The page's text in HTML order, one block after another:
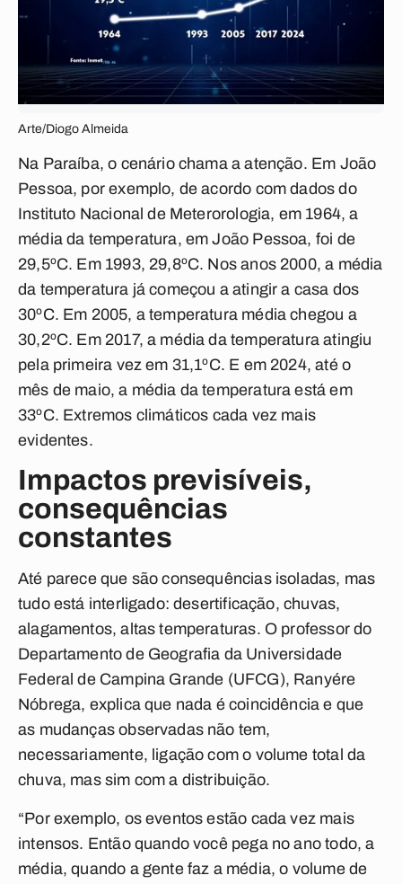
Arte/Diogo Almeida
Na Paraíba, o cenário chama a atenção. Em João
Pessoa, por exemplo, de acordo com dados do
Instituto Nacional de Meterorologia, em 1964, a
média da temperatura, em João Pessoa, foi de
29,5ºC. Em 1993, 29,8ºC. Nos anos 2000, a média
da temperatura já começou a atingir a casa dos
30ºC. Em 2005, a temperatura média chegou a
30,2ºC. Em 2017, a média da temperatura atingiu
pela primeira vez em 31,1ºC. E em 2024, até o
mês de maio, a média da temperatura está em
33ºC. Extremos climáticos cada vez mais
evidentes.
Impactos previsíveis,
consequências
constantes
Até parece que são consequências isoladas, mas
tudo está interligado: desertificação, chuvas,
alagamentos, altas temperaturas. O professor do
Departamento de Geografia da Universidade
Federal de Campina Grande (UFCG), Ranyére
Nóbrega, explica que nada é coincidência e que
as mudanças observadas não tem,
necessariamente, ligação com o volume total da
chuva, mas sim com a distribuição.
“Por exemplo, os eventos estão cada vez mais
intensos. Então quando você pega no ano todo, a
média, quando a gente faz a média, o volume de